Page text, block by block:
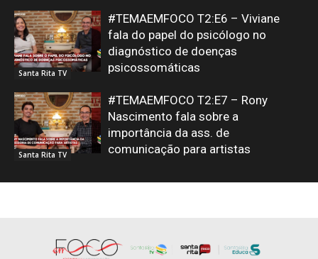
Santa Rita TV
#TEMAEMFOCO T2:E6 – Viviane
fala do papel do psicólogo no
diagnóstico de doenças
psicossomáticas
Santa Rita TV
#TEMAEMFOCO T2:E7 – Rony
Nascimento fala sobre a
importância da ass. de
comunicação para artistas